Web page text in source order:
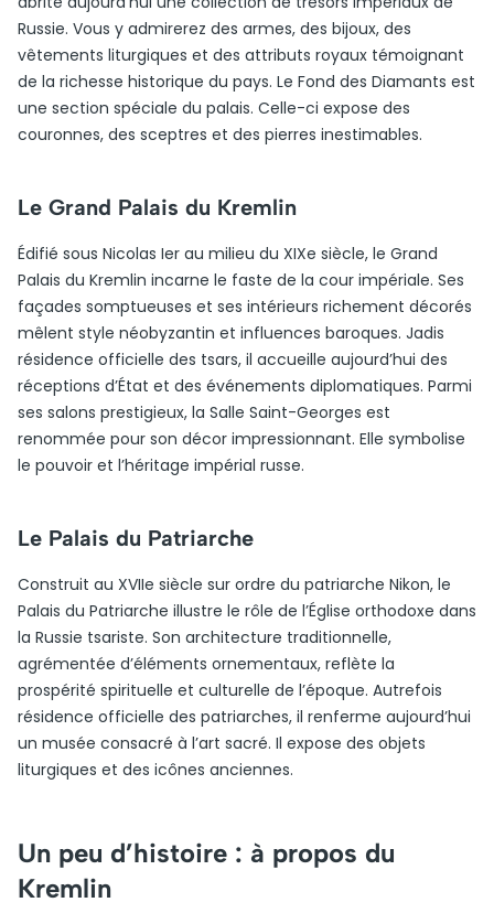
Russie. Vous y admirerez des armes, des bijoux, des
vêtements liturgiques et des attributs royaux témoignant
de la richesse historique du pays. Le Fond des Diamants est
une section spéciale du palais. Celle-ci expose des
couronnes, des sceptres et des pierres inestimables.
Le Grand Palais du Kremlin
Édifié sous Nicolas Ier au milieu du XIXe siècle, le Grand
Palais du Kremlin incarne le faste de la cour impériale. Ses
façades somptueuses et ses intérieurs richement décorés
mêlent style néobyzantin et influences baroques. Jadis
résidence officielle des tsars, il accueille aujourd’hui des
réceptions d’État et des événements diplomatiques. Parmi
ses salons prestigieux, la Salle Saint-Georges est
renommée pour son décor impressionnant. Elle symbolise
le pouvoir et l’héritage impérial russe.
Le Palais du Patriarche
Construit au XVIIe siècle sur ordre du patriarche Nikon, le
Palais du Patriarche illustre le rôle de l’Église orthodoxe dans
la Russie tsariste. Son architecture traditionnelle,
agrémentée d’éléments ornementaux, reflète la
prospérité spirituelle et culturelle de l’époque. Autrefois
résidence officielle des patriarches, il renferme aujourd’hui
un musée consacré à l’art sacré. Il expose des objets
liturgiques et des icônes anciennes.
Un peu d’histoire : à propos du
Kremlin